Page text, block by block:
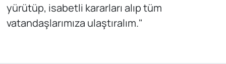
yürütüp, isabetli kararları alıp tüm
vatandaşlarımıza ulaştıralım."